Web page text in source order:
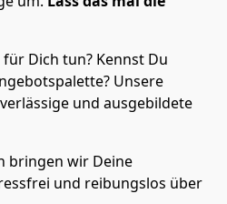
Dich tun? Kennst Du
Unsere
und ausgebildete
bringen wir Deine
und reibungslos über